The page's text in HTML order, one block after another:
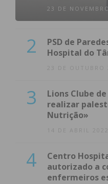
23 DE
2
PSD de
Hospital do
23 DE OUTUBRO
3
Lions Clube
realizar
Nutrição»
14 DE ABRIL 2022
4
Centro
autorizado a
enfermeiros